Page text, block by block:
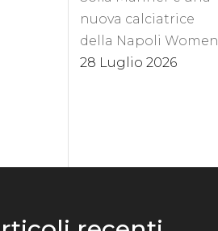
nuova calciatrice
della Napoli Women
28 Luglio 2026